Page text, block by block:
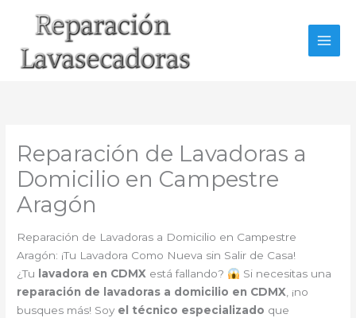
Reparación de Lavadoras a
Domicilio en Campestre
Aragón
Reparación de Lavadoras a Domicilio en Campestre
Aragón: ¡Tu Lavadora Como Nueva sin Salir de Casa!
¿Tu
lavadora en CDMX está fallando?
Si necesitas una
reparación de lavadoras a domicilio en CDMX, ¡no
busques más! Soy el técnico especializado que